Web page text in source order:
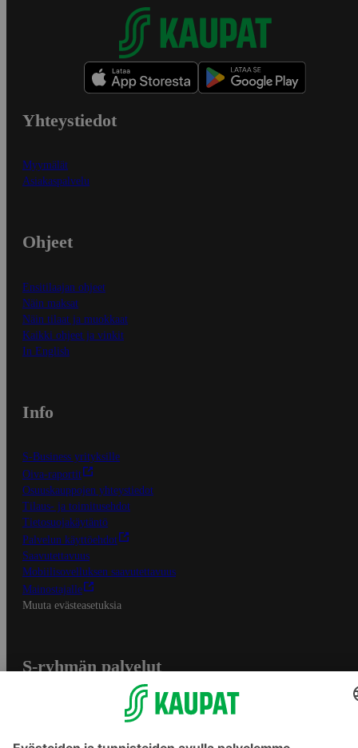
Yhteystiedot
Myymälät
Asiakaspalvelu
Ohjeet
Ensitilaajan ohjeet
Näin maksat
Näin tilaat ja muokkaat
Kaikki ohjeet ja vinkit
In English
Info
S-Business yrityksille
Oiva-raportit
Osuuskauppojen yhteystiedot
Tilaus- ja toimitusehdot
Tietosuojakäytäntö
Palvelun käyttöehdot
Saavutettavuus
Mobiilisovelluksen saavutettavuus
Mainostajalle
Muuta evästeasetuksia
S-ryhmän palvelut